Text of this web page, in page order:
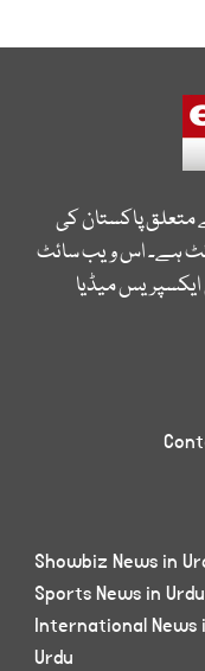
متعلق پاکستان کی
ہے۔ اس ویب سائٹ
میڈیا
Showbiz News in
Sports News in Urdu
International News
Urdu